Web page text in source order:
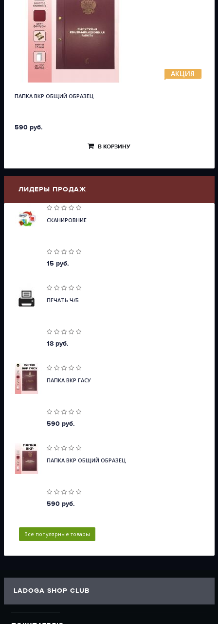
АКЦИЯ
ПАПКА ВКР ОБЩИЙ ОБРАЗЕЦ
590 руб.
В КОРЗИНУ
ЛИДЕРЫ ПРОДАЖ
СКАНИРОВНИЕ
15 руб.
ПЕЧАТЬ Ч/Б
18 руб.
ПАПКА ВКР ГАСУ
590 руб.
ПАПКА ВКР ОБЩИЙ ОБРАЗЕЦ
590 руб.
Все популярные товары
LADOGA SHOP CLUB